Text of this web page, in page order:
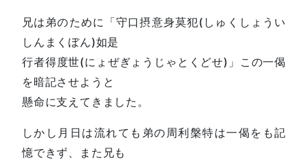
兄は弟のために「守口摂意身莫犯(しゅくしょうい
しんまくぼん)如是
行者得度世(にょぜぎょうじゃとくどせ)」この一偈
を暗記させようと
懸命に支えてきました。
しかし月日は流れても弟の周利槃特は一偈をも記
憶できず、また兄も